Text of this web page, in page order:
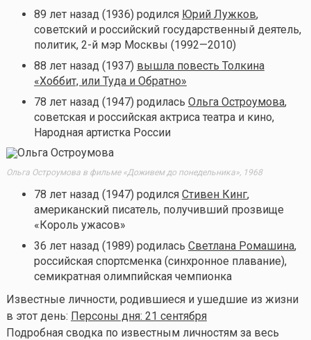
89 лет назад (1936) родился Юрий Лужков,
советский и российский государственный деятель,
политик, 2-й мэр Москвы (1992—2010)
88 лет назад (1937) вышла повесть Толкина
«Хоббит, или Туда и Обратно»
78 лет назад (1947) родилась Ольга Остроумова,
советская и российская актриса театра и кино,
Народная артистка России
Ольга Остроумова в фильме «Доживем до понедельника», 1968
78 лет назад (1947) родился Стивен Кинг,
американский писатель, получивший прозвище
«Король ужасов»
36 лет назад (1989) родилась Светлана Ромашина,
российская спортсменка (синхронное плавание),
семикратная олимпийская чемпионка
Известные личности, родившиеся и ушедшие из жизни
в этот день: Персоны дня: 21 сентября
Подробная сводка по известным личностям за весь